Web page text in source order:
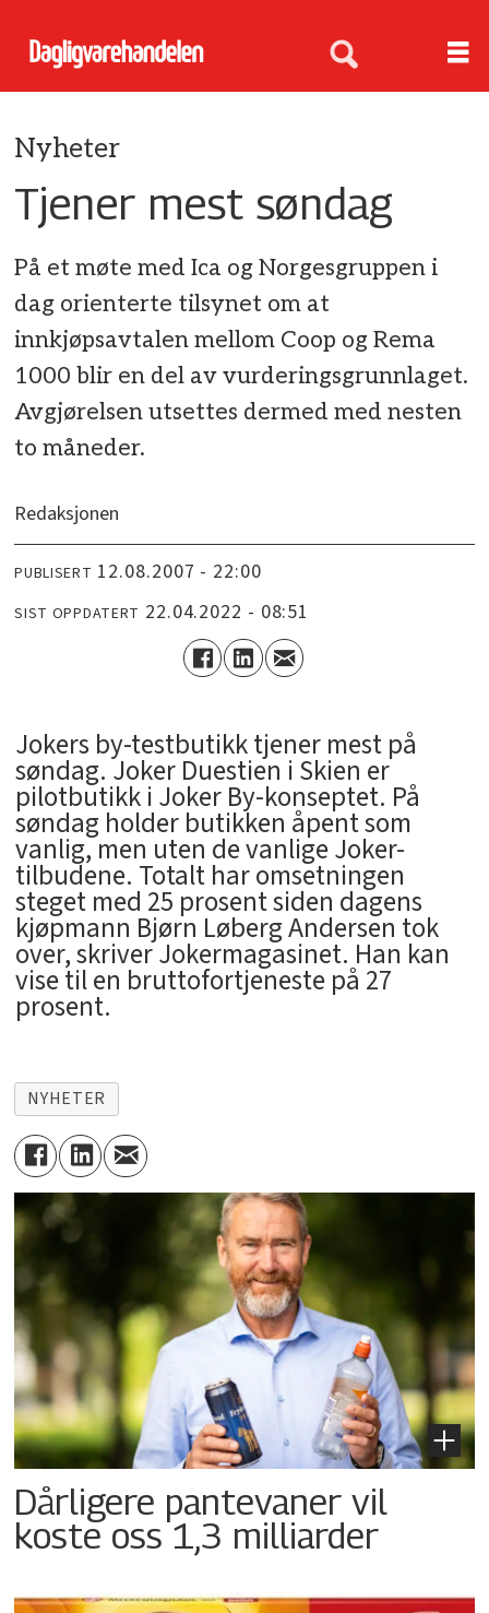
Nyheter
Tjener mest søndag
På et møte med Ica og Norgesgruppen i
dag orienterte tilsynet om at
innkjøpsavtalen mellom Coop og Rema
1000 blir en del av vurderingsgrunnlaget.
Avgjørelsen utsettes dermed med nesten
to måneder.
Redaksjonen
PUBLISERT 12.08.2007 - 22:00
SIST OPPDATERT 22.04.2022 - 08:51
Jokers by-testbutikk tjener mest på
søndag. Joker Duestien i Skien er
pilotbutikk i Joker By-konseptet. På
søndag holder butikken åpent som
vanlig, men uten de vanlige Joker-
tilbudene. Totalt har omsetningen
steget med 25 prosent siden dagens
kjøpmann Bjørn Løberg Andersen tok
over, skriver Jokermagasinet. Han kan
vise til en bruttofortjeneste på 27
prosent.
NYHETER
Dårligere pantevaner vil
koste oss 1,3 milliarder